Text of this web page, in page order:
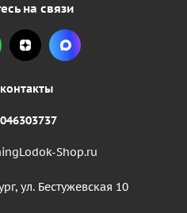
на связи
Shop.ru
ул. Бестужевская 10